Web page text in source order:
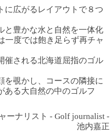
に広がるレイアウトで８つ
と豊かな水と自然を一体化
一度では飽き足らず再チャ
催される北海道屈指のゴル
を覗かし、コースの隣接に
ある大自然の中のゴルフ
ーナリスト - Golf journalist -
池内嘉正